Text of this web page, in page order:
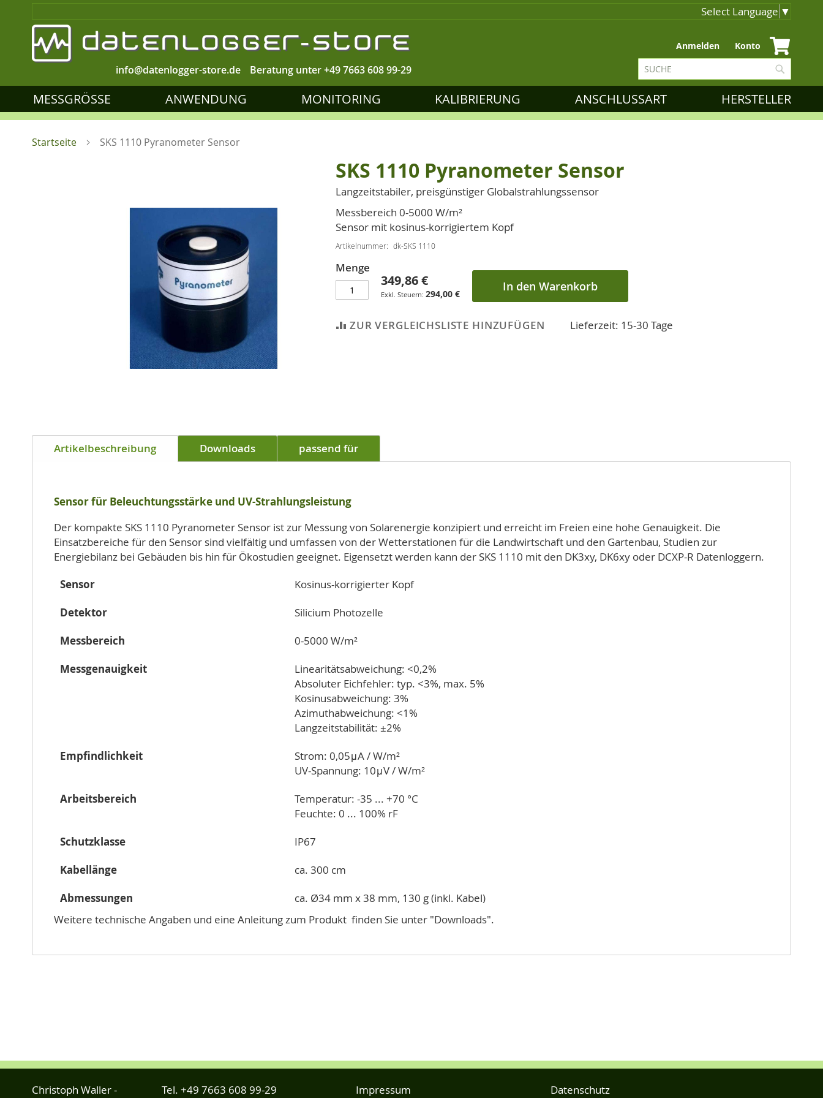
Select Language ▼
Beratung unter+49 7663 608 99-29
info@datenlogger-store.de
Zum
Inhalt
springen
Anmelden Konto
Suche
MESSGRÖSSE ANWENDUNG MONITORING KALIBRIERUNG ANSCHLUSSART HERSTELLER
Startseite SKS 1110 Pyranometer Sensor
Anfang
SKS 1110 Pyranometer Sensor
Langzeitstabiler, preisgünstiger Globalstrahlungssensor
Messbereich 0-5000 W/m²
Sensor mit kosinus-korrigiertem Kopf
Artikelnummer dk-SKS 1110
Menge
349,86 €
294,00 € In den Warenkorb
ZUR VERGLEICHSLISTE HINZUFÜGEN Lieferzeit: 15-30 Tage
Artikelbeschreibung Downloads passend für
Sensor für Beleuchtungsstärke und UV-Strahlungsleistung
Der kompakte SKS 1110 Pyranometer Sensor ist zur Messung von Solarenergie konzipiert und erreicht im Freien eine hohe Genauigkeit. Die
Einsatzbereiche für den Sensor sind vielfältig und umfassen von der Wetterstationen für die Landwirtschaft und den Gartenbau, Studien zur
Energiebilanz bei Gebäuden bis hin für Ökostudien geeignet. Eigensetzt werden kann der SKS 1110 mit den DK3xy, DK6xy oder DCXP-R Datenloggern.
Sensor
Kosinus-korrigierter Kopf
Detektor
Silicium Photozelle
Messbereich
0-5000 W/m²
Messgenauigkeit
Linearitätsabweichung: <0,2%
Absoluter Eichfehler: typ. <3%, max. 5%
Kosinusabweichung: 3%
Azimuthabweichung: <1%
Langzeitstabilität: ±2%
Empfindlichkeit
Strom: 0,05μA / W/m²
UV-Spannung: 10μV / W/m²
Arbeitsbereich
Temperatur: -35 ... +70 °C
Feuchte: 0 ... 100% rF
Schutzklasse
IP67
Kabellänge
ca. 300 cm
Abmessungen
ca. Ø34 mm x 38 mm, 130 g (inkl. Kabel)
Weitere technische Angaben und eine Anleitung zum Produkt finden Sie unter "Downloads".
Christoph Waller - Tel. +49 7663 608 99-29 Impressum Datenschutz